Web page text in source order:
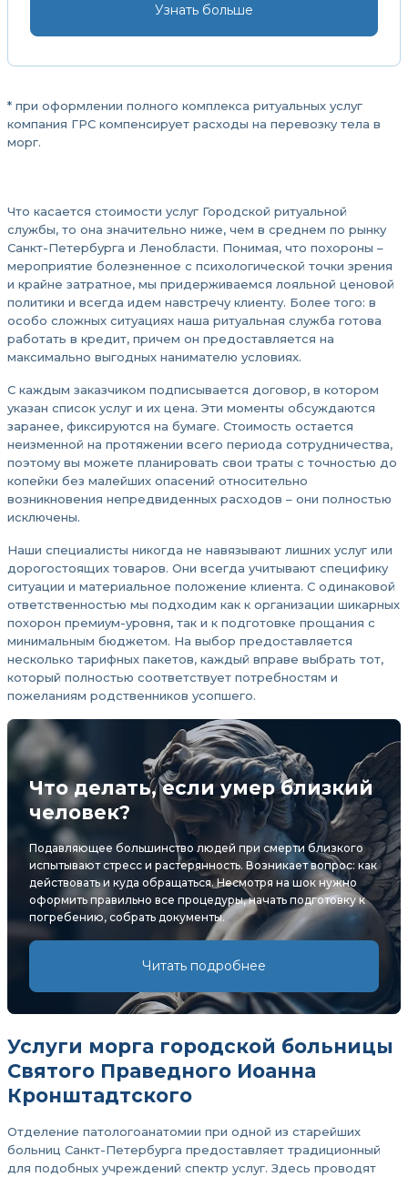
Узнать больше
* при оформлении полного комплекса ритуальных услуг
компания ГРС компенсирует расходы на перевозку тела в
морг.
Что касается стоимости услуг Городской ритуальной
службы, то она значительно ниже, чем в среднем по рынку
Санкт-Петербурга и Ленобласти. Понимая, что похороны –
мероприятие болезненное с психологической точки зрения
и крайне затратное, мы придерживаемся лояльной ценовой
политики и всегда идем навстречу клиенту. Более того: в
особо сложных ситуациях наша ритуальная служба готова
работать в кредит, причем он предоставляется на
максимально выгодных нанимателю условиях.
С каждым заказчиком подписывается договор, в котором
указан список услуг и их цена. Эти моменты обсуждаются
заранее, фиксируются на бумаге. Стоимость остается
неизменной на протяжении всего периода сотрудничества,
поэтому вы можете планировать свои траты с точностью до
копейки без малейших опасений относительно
возникновения непредвиденных расходов – они полностью
исключены.
Наши специалисты никогда не навязывают лишних услуг или
дорогостоящих товаров. Они всегда учитывают специфику
ситуации и материальное положение клиента. С одинаковой
ответственностью мы подходим как к организации шикарных
похорон премиум-уровня, так и к подготовке прощания с
минимальным бюджетом. На выбор предоставляется
несколько тарифных пакетов, каждый вправе выбрать тот,
который полностью соответствует потребностям и
пожеланиям родственников усопшего.
Что делать, если умер близкий
человек?
Подавляющее большинство людей при смерти близкого
испытывают стресс и растерянность. Возникает вопрос: как
действовать и куда обращаться. Несмотря на шок нужно
оформить правильно все процедуры, начать подготовку к
погребению, собрать документы.
Читать подробнее
Услуги морга городской больницы
Святого Праведного Иоанна
Кронштадтского
Отделение патологоанатомии при одной из старейших
больниц Санкт-Петербурга предоставляет традиционный
для подобных учреждений спектр услуг. Здесь проводят